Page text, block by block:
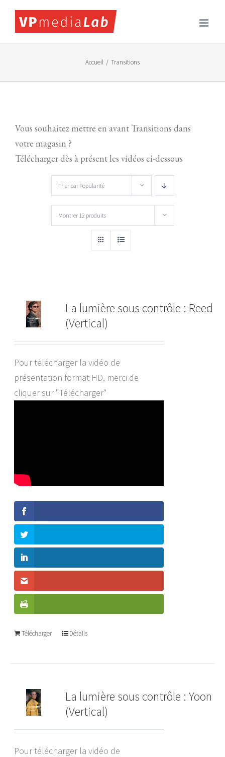
Accueil / Transitions
Vous souhaitez mettre en avant Transitions dans
votre magasin ?
Télécharger dès à présent les vidéos ci-dessous
Trier par Popularité
Montrer 12 produits
La lumière sous contrôle : Reed
(Vertical)
Pour télécharger la vidéo de
présentation format HD, merci de
cliquer sur "Télécharger"
Télécharger Détails
La lumière sous contrôle : Yoon
(Vertical)
Pour télécharger la vidéo de